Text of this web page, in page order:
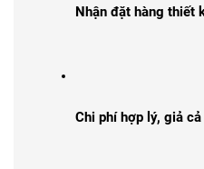
Nhận đặt hàng thiết
Chi phí hợp lý, giả